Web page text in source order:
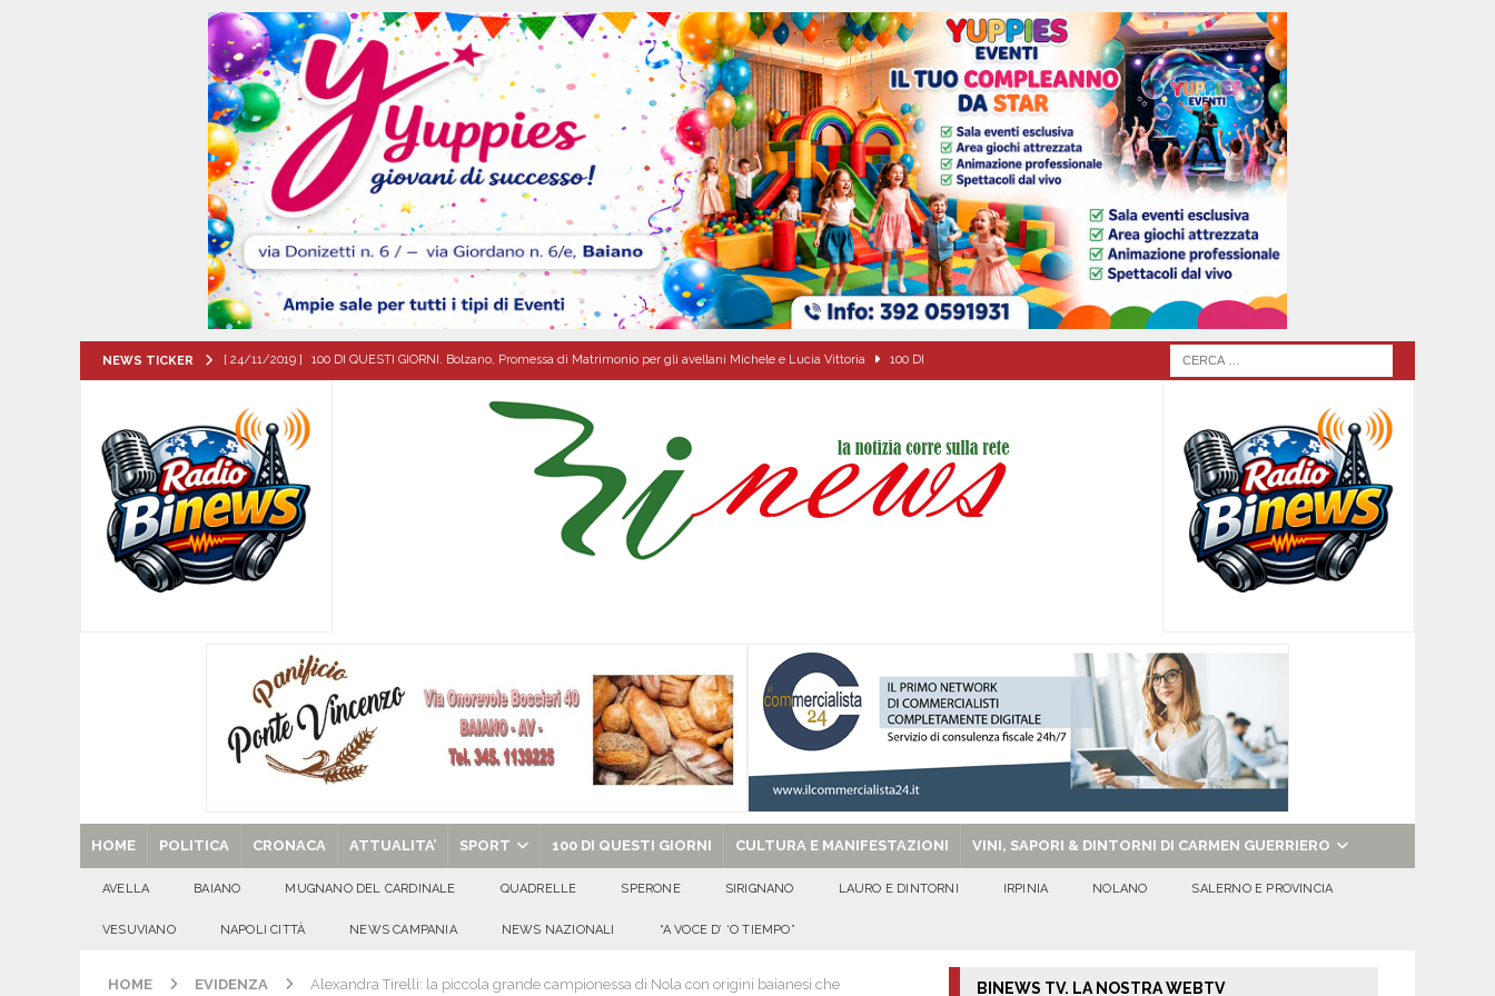
NEWS TICKER [ 24/11/2019 ] 100 DI QUESTI GIORNI. Bolzano, Promessa di Matrimonio per gli avellani Michele e Lucia Vittoria 100 DI
[ 08/08/2026 ] Il futuro dei giovani del Sud, la sfida parte anche dall’Irpinia: nuovo incarico per Gerardo Gonnella
ATTUALITA'
[ 07/08/2026 ] Visciano celebra Padre Arturo D’Onofrio: due giorni di fede nel ricordo del fondatore CULTURA E
MANIFESTAZIONI
[ 07/08/2026 ]
[ 07/08/2026 ] Emergenza cinghiali: nasce il Tavolo tecnico permanente della Regione Campania EVIDENZA
[ 07/08/2026 ] 8 agosto, anniversario della tragedia di Marcinelle. Pmi International: “La sicurezza sul lavoro deve diventare
una cultura collettiva. Nessuna crescita economica può prescindere dalla tutela della vita umana” CULTURA E
MANIFESTAZIONI
SANT’Oggi. Venerdì 29 agosto la chiesa celebra il Martirio di san Giovanni Battista e santa Sabina EVIDENZA
HOME POLITICA CRONACA ATTUALITA’ SPORT 100 DI QUESTI GIORNI CULTURA E MANIFESTAZIONI VINI, SAPORI & DINTORNI DI CARMEN GUERRIERO
AVELLA BAIANO MUGNANO DEL CARDINALE QUADRELLE SPERONE SIRIGNANO LAURO E DINTORNI IRPINIA NOLANO SALERNO E PROVINCIA
VESUVIANO NAPOLI CITTÀ NEWS CAMPANIA NEWS NAZIONALI “A VOCE D’ ‘O TIEMPO”
HOME EVIDENZA Alexandra Tirelli: la piccola grande campionessa di Nola con origini baianesi che BINEWS TV. LA NOSTRA WEBTV